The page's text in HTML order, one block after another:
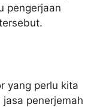
pengerjaan
yang perlu kita
penerjemah